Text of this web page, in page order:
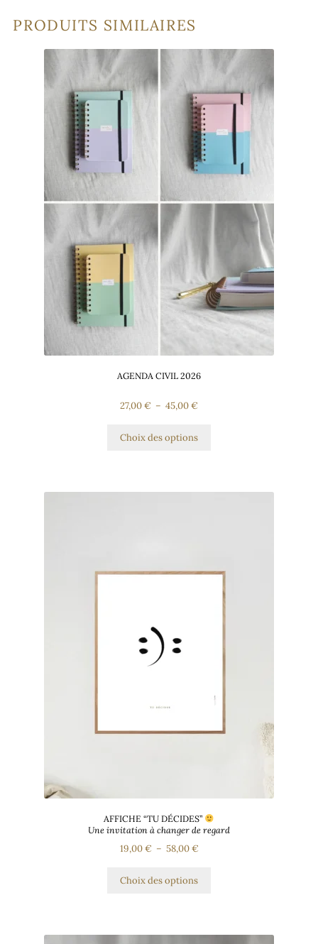
PRODUITS SIMILAIRES
AGENDA CIVIL 2026
27,00€ – 45,00€
Choix des options
AFFICHE “TU DÉCIDES”
Une invitation à changer de regard
19,00€ – 58,00€
Choix des options